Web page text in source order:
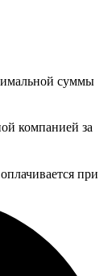
суммы
компанией за
при